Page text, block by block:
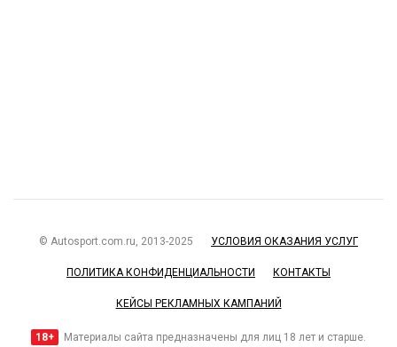
© Autosport.com.ru, 2013-2025 УСЛОВИЯ ОКАЗАНИЯ УСЛУГ
ПОЛИТИКА КОНФИДЕНЦИАЛЬНОСТИ КОНТАКТЫ
КЕЙСЫ РЕКЛАМНЫХ КАМПАНИЙ
18+ Материалы сайта предназначены для лиц 18 лет и старше.